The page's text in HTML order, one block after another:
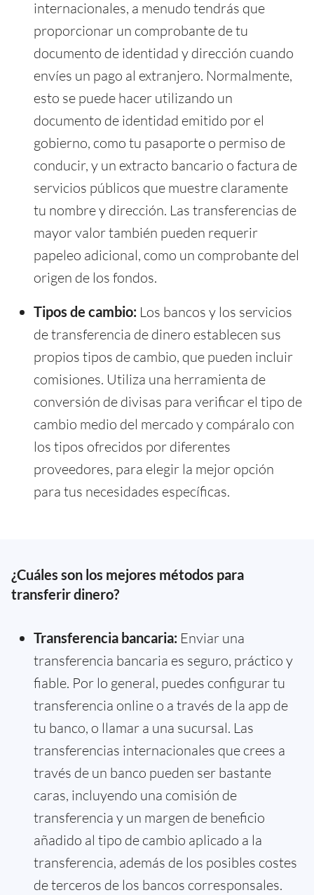
internacionales, a menudo tendrás que
proporcionar un comprobante de tu
documento de identidad y dirección cuando
envíes un pago al extranjero. Normalmente,
esto se puede hacer utilizando un
documento de identidad emitido por el
gobierno, como tu pasaporte o permiso de
conducir, y un extracto bancario o factura de
servicios públicos que muestre claramente
tu nombre y dirección. Las transferencias de
mayor valor también pueden requerir
papeleo adicional, como un comprobante del
origen de los fondos.
Tipos de cambio: Los bancos y los servicios
de transferencia de dinero establecen sus
propios tipos de cambio, que pueden incluir
comisiones. Utiliza una herramienta de
conversión de divisas para verificar el tipo de
cambio medio del mercado y compáralo con
los tipos ofrecidos por diferentes
proveedores, para elegir la mejor opción
para tus necesidades específicas.
¿Cuáles son los mejores métodos para
transferir dinero?
Transferencia bancaria: Enviar una
transferencia bancaria es seguro, práctico y
fiable. Por lo general, puedes configurar tu
transferencia online o a través de la app de
tu banco, o llamar a una sucursal. Las
transferencias internacionales que crees a
través de un banco pueden ser bastante
caras, incluyendo una comisión de
transferencia y un margen de beneficio
añadido al tipo de cambio aplicado a la
transferencia, además de los posibles costes
de terceros de los bancos corresponsales.